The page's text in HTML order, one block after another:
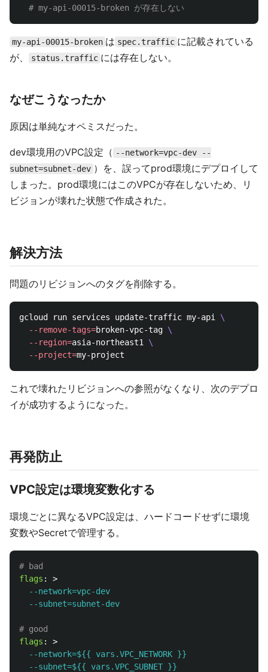
# my-api-00015-broken が存在しない
my-api-00015-broken は spec.traffic に記載されている
が、
status.traffic には存在しない。
なぜこうなったか
原因は単純なオペミスだった。
dev環境用のVPC設定（ --network=vpc-dev --
subnet=subnet-dev ）を、誤ってprod環境にデプロイして
しまった。prod環境にはこのVPCが存在しないため、リ
ビジョンが壊れた状態で作成された。
解決方法
問題のリビジョンへのタグを削除する。
gcloud run services update-traffic my-api \
--remove-tags=broken-vpc-tag \
--region=asia-northeast1 \
--project=
これで壊れたリビジョンへの参照がなくなり、次のデプロ
イが成功するようになった。
再発防止
VPC設定は環境変数化する
環境ごとに異なるVPC設定は、ハードコードせずに環境
変数やSecretで管理する。
# bad
flags :
>
--network=vpc-dev
--subnet=subnet-dev
# good
flags :
>
--network=${{ vars.VPC_NETWORK }}
--subnet=${{ vars.VPC_SUBNET }}